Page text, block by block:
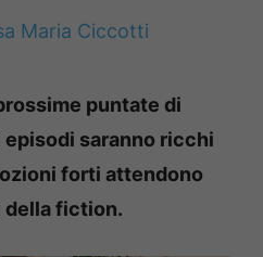
Maria Ciccotti
puntate di
saranno ricchi
forti attendono
della fiction.